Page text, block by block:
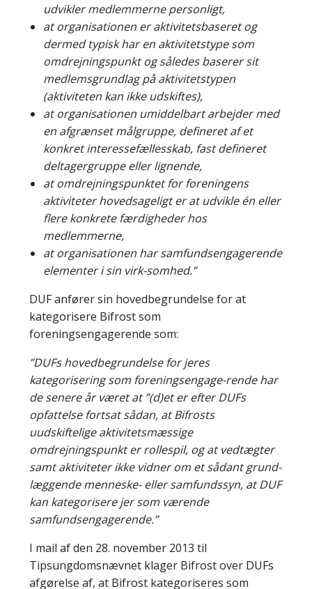
udvikler medlemmerne personligt,
at organisationen er aktivitetsbaseret og
dermed typisk har en aktivitetstype som
omdrejningspunkt og således baserer sit
medlemsgrundlag på aktivitetstypen
(aktiviteten kan ikke udskiftes),
at organisationen umiddelbart arbejder med
en afgrænset målgruppe, defineret af et
konkret interessefællesskab, fast defineret
deltagergruppe eller lignende,
at omdrejningspunktet for foreningens
aktiviteter hovedsageligt er at udvikle én eller
flere konkrete færdigheder hos
medlemmerne,
at organisationen har samfundsengagerende
elementer i sin virk-somhed.”
DUF anfører sin hovedbegrundelse for at
kategorisere Bifrost som
foreningsengagerende som:
”DUFs hovedbegrundelse for jeres
kategorisering som foreningsengage-rende har
de senere år været at ”(d)et er efter DUFs
opfattelse fortsat sådan, at Bifrosts
uudskiftelige aktivitetsmæssige
omdrejningspunkt er rollespil, og at vedtægter
samt aktiviteter ikke vidner om et sådant grund-
læggende menneske- eller samfundssyn, at DUF
kan kategorisere jer som værende
samfundsengagerende.”
I mail af den 28. november 2013 til
Tipsungdomsnævnet klager Bifrost over DUFs
afgørelse af, at Bifrost kategoriseres som